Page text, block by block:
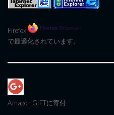
Firefox
で最適化されています。
Amazon GIFTに寄付